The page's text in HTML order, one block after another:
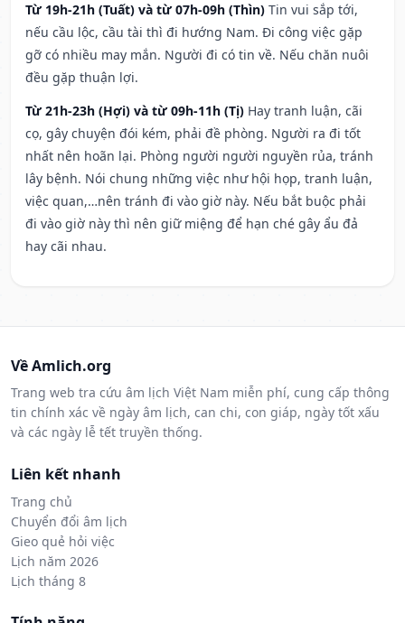
Từ 19h-21h (Tuất) và từ 07h-09h (Thìn) Tin vui sắp tới,
nếu cầu lộc, cầu tài thì đi hướng Nam. Đi công việc gặp
gỡ có nhiều may mắn. Người đi có tin về. Nếu chăn nuôi
đều gặp thuận lợi.
Từ 21h-23h (Hợi) và từ 09h-11h (Tị) Hay tranh luận, cãi
cọ, gây chuyện đói kém, phải đề phòng. Người ra đi tốt
nhất nên hoãn lại. Phòng người người nguyền rủa, tránh
lây bệnh. Nói chung những việc như hội họp, tranh luận,
việc quan,…nên tránh đi vào giờ này. Nếu bắt buộc phải
đi vào giờ này thì nên giữ miệng để hạn ché gây ẩu đả
hay cãi nhau.
Về Amlich.org
Trang web tra cứu âm lịch Việt Nam miễn phí, cung cấp thông
tin chính xác về ngày âm lịch, can chi, con giáp, ngày tốt xấu
và các ngày lễ tết truyền thống.
Liên kết nhanh
Trang chủ
Chuyển đổi âm lịch
Gieo quẻ hỏi việc
Lịch năm 2026
Lịch tháng 8